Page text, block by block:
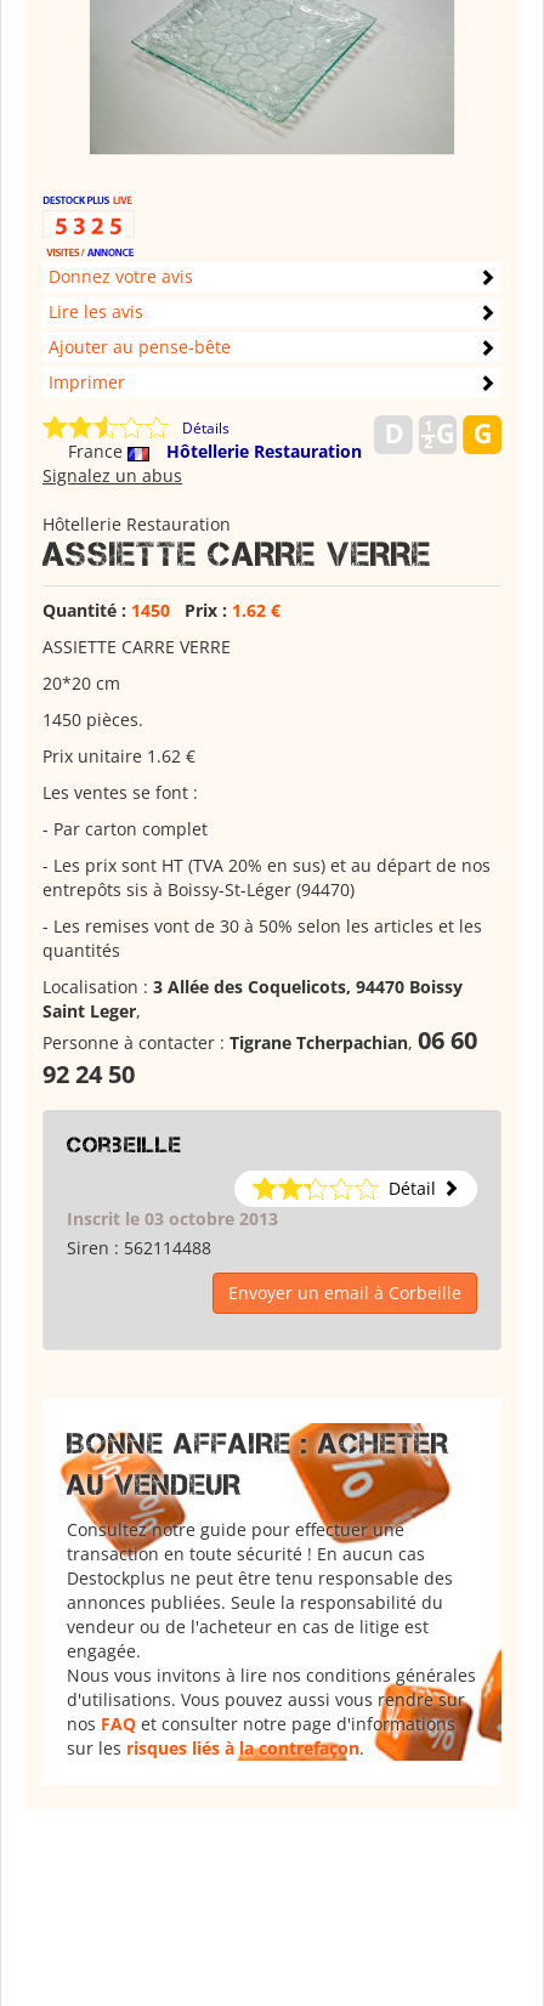
Donnez votre avis
Lire les avis
Ajouter au pense-bête
Imprimer
Détails
France
Hôtellerie Restauration
Signalez un abus
Hôtellerie Restauration
ASSIETTE CARRE VERRE
Quantité : 1450 Prix : 1.62 €
ASSIETTE CARRE VERRE
20*20 cm
1450 pièces.
Prix unitaire 1.62 €
Les ventes se font :
- Par carton complet
- Les prix sont HT (TVA 20% en sus) et au départ de nos
entrepôts sis à Boissy-St-Léger (94470)
- Les remises vont de 30 à 50% selon les articles et les
quantités
Localisation : 3 Allée des Coquelicots, 94470 Boissy
Saint Leger,
Personne à contacter : Tigrane Tcherpachian, 06 60
92 24 50
Corbeille
Détail
Inscrit le 03 octobre 2013
Siren : 562114488
Envoyer un email à Corbeille
BONNE AFFAIRE : ACHETER
AU VENDEUR
Consultez notre guide pour effectuer une
transaction en toute sécurité ! En aucun cas
Destockplus ne peut être tenu responsable des
annonces publiées. Seule la responsabilité du
vendeur ou de l'acheteur en cas de litige est
engagée.
Nous vous invitons à lire nos conditions générales
d'utilisations. Vous pouvez aussi vous rendre sur
nos FAQ et consulter notre page d'informations
sur les risques liés à la contrefaçon.